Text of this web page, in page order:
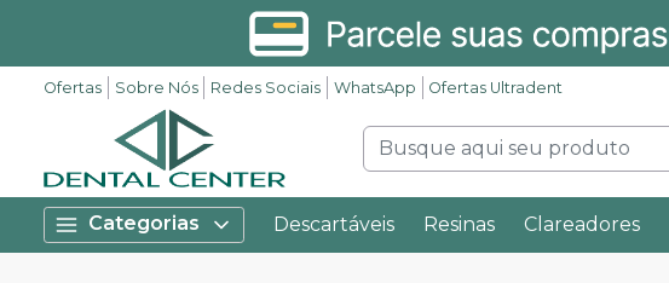
Ofertas Sobre Nós Redes Sociais WhatsApp Ofertas Ultradent
Categorias Descartáveis Resinas Clareadores